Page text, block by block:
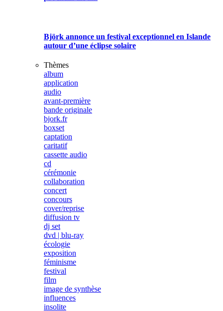
Björk annonce un festival exceptionnel en Islande
autour d’une éclipse solaire
Thèmes
album
application
audio
avant-première
bande originale
bjork.fr
boxset
captation
caritatif
cassette audio
cd
cérémonie
collaboration
concert
concours
cover/reprise
diffusion tv
dj set
dvd | blu-ray
écologie
exposition
féminisme
festival
film
image de synthèse
influences
insolite